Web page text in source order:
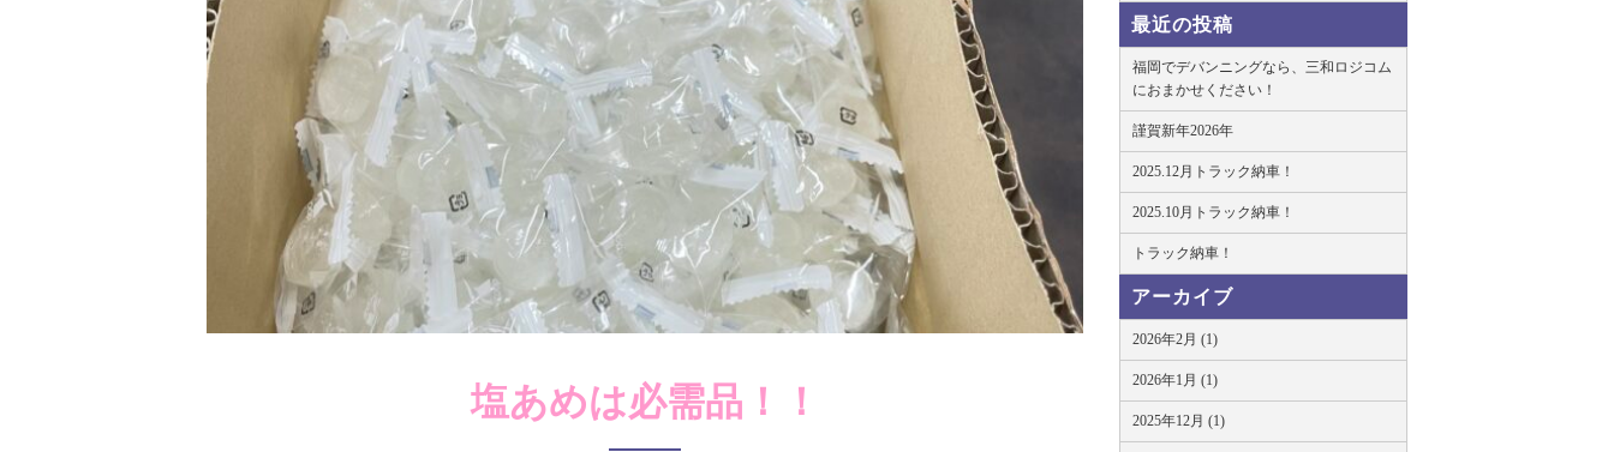
塩あめは必需品！！
最近の投稿
福岡でデバンニングなら、三和ロジコム
におまかせください！
謹賀新年2026年
2025.12月トラック納車！
2025.10月トラック納車！
トラック納車！
アーカイブ
2026年2月 (1)
2026年1月 (1)
2025年12月 (1)